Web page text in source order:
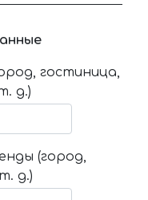
гостиница,
д.)
(город,
д.)